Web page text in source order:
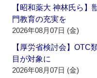
【昭和薬大 神林氏ら】
門教育の充実を
2026年08月07日 (金)
【厚労省検討会】OTC
目が対象に
2026年08月07日 (金)